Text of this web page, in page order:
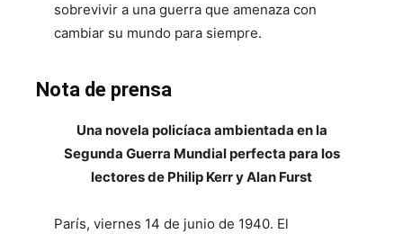
sobrevivir a una guerra que amenaza con
cambiar su mundo para siempre.
Nota de prensa
Una novela policíaca ambientada en la
Segunda Guerra Mundial perfecta para los
lectores de Philip Kerr y Alan Furst
París, viernes 14 de junio de 1940. El